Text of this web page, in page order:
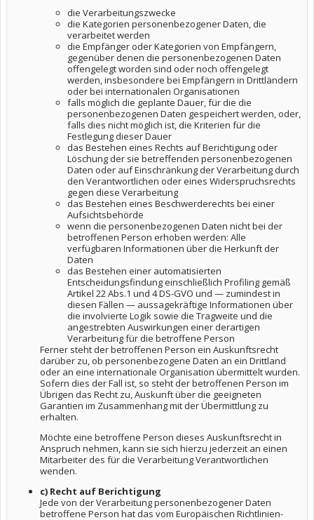
die Verarbeitungszwecke
die Kategorien personenbezogener Daten, die
verarbeitet werden
die Empfänger oder Kategorien von Empfängern,
gegenüber denen die personenbezogenen Daten
offengelegt worden sind oder noch offengelegt
werden, insbesondere bei Empfängern in Drittländern
oder bei internationalen Organisationen
falls möglich die geplante Dauer, für die die
personenbezogenen Daten gespeichert werden, oder,
falls dies nicht möglich ist, die Kriterien für die
Festlegung dieser Dauer
das Bestehen eines Rechts auf Berichtigung oder
Löschung der sie betreffenden personenbezogenen
Daten oder auf Einschränkung der Verarbeitung durch
den Verantwortlichen oder eines Widerspruchsrechts
gegen diese Verarbeitung
das Bestehen eines Beschwerderechts bei einer
Aufsichtsbehörde
wenn die personenbezogenen Daten nicht bei der
betroffenen Person erhoben werden: Alle
verfügbaren Informationen über die Herkunft der
Daten
das Bestehen einer automatisierten
Entscheidungsfindung einschließlich Profiling gemäß
Artikel 22 Abs.1 und 4 DS-GVO und — zumindest in
diesen Fällen — aussagekräftige Informationen über
die involvierte Logik sowie die Tragweite und die
angestrebten Auswirkungen einer derartigen
Verarbeitung für die betroffene Person
Ferner steht der betroffenen Person ein Auskunftsrecht
darüber zu, ob personenbezogene Daten an ein Drittland
oder an eine internationale Organisation übermittelt wurden.
Sofern dies der Fall ist, so steht der betroffenen Person im
Übrigen das Recht zu, Auskunft über die geeigneten
Garantien im Zusammenhang mit der Übermittlung zu
erhalten.
Möchte eine betroffene Person dieses Auskunftsrecht in
Anspruch nehmen, kann sie sich hierzu jederzeit an einen
Mitarbeiter des für die Verarbeitung Verantwortlichen
wenden.
c) Recht auf Berichtigung
Jede von der Verarbeitung personenbezogener Daten
betroffene Person hat das vom Europäischen Richtlinien-